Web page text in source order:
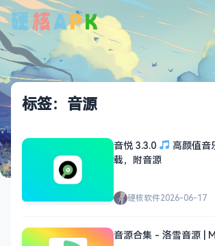
标签：音源
音悦 3.3.0
高颜值音
载，附音源
硬核软件2026-06-17
音源合集 - 洛雪音源 |